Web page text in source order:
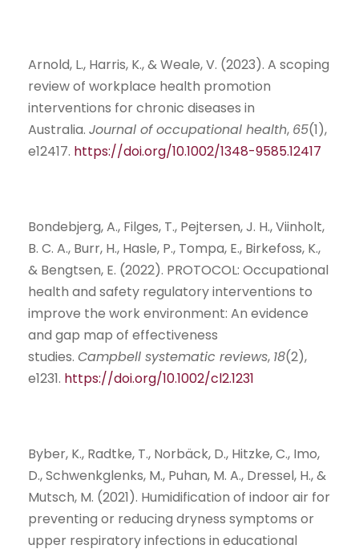
Arnold, L., Harris, K., & Weale, V. (2023). A scoping
review of workplace health promotion
interventions for chronic diseases in
Australia. Journal of occupational health, 65(1),
e12417. https://doi.org/10.1002/1348-9585.12417
Bondebjerg, A., Filges, T., Pejtersen, J. H., Viinholt,
B. C. A., Burr, H., Hasle, P., Tompa, E., Birkefoss, K.,
& Bengtsen, E. (2022). PROTOCOL: Occupational
health and safety regulatory interventions to
improve the work environment: An evidence
and gap map of effectiveness
studies. Campbell systematic reviews, 18(2),
e1231. https://doi.org/10.1002/cl2.1231
Byber, K., Radtke, T., Norbäck, D., Hitzke, C., Imo,
D., Schwenkglenks, M., Puhan, M. A., Dressel, H., &
Mutsch, M. (2021). Humidification of indoor air for
preventing or reducing dryness symptoms or
upper respiratory infections in educational